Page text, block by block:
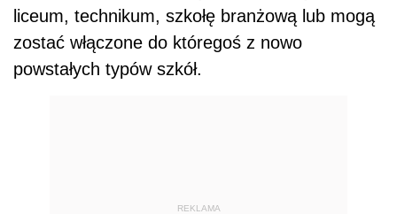
liceum, technikum, szkołę branżową lub mogą
zostać włączone do któregoś z nowo
powstałych typów szkół.
REKLAMA